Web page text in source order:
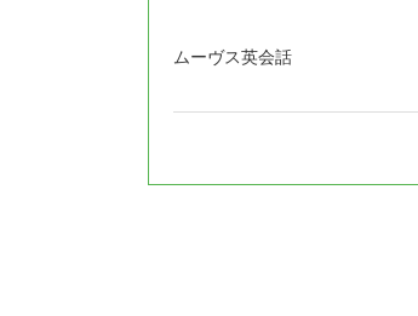
ムーヴス英会話